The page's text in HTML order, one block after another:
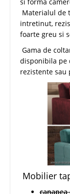
Materialul de
intretinut,
foarte greu si
Gama de
disponibila pe
rezistente sau
Mobilier